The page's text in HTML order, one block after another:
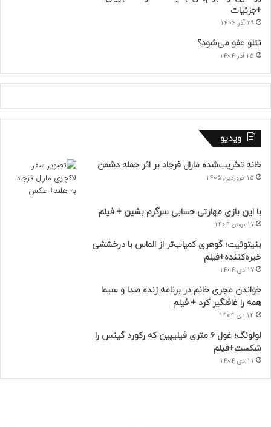
+جزئیات
29 آذر 1404
تتلو عفو می‌شود؟
25 آذر 1404
ویدیو
خانه تخریب‌شده مارال فرجاد بر اثر حمله دشمن
15 فروردین 1405
با این بازی مهارتی حسابی سرگرم بشین + فیلم
17 بهمن 1404
بنیتوئیت؛ گوهری کمیاب‌تر از الماس با درخششی
خیره‌کننده+فیلم
17 دی 1404
خواندن مجری خانم در برنامه زنده صدا و سیما
همه را غافلگیر کرد + فیلم
14 دی 1404
لولونگ؛ غول ۶ متری فیلیپین که رکورد گینس را
شکست+فیلم
11 دی 1404